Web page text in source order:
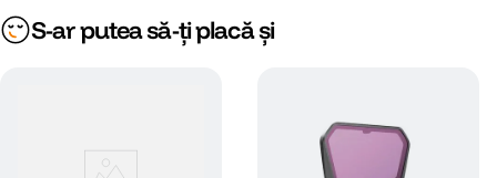
S-ar putea să-ți placă și